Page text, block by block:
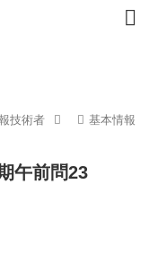
技術者
基本情報
午前問23